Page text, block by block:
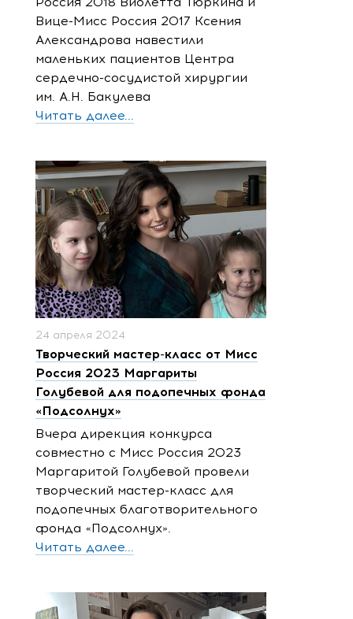
Вице-Мисс Россия 2017 Ксения
Александрова навестили
маленьких пациентов Центра
сердечно-сосудистой хирургии
им. А.Н. Бакулева
Читать далее...
24 апреля 2024
Творческий мастер-класс от Мисс
Россия 2023 Маргариты
Голубевой для подопечных фонда
«Подсолнух»
Вчера дирекция конкурса
совместно с Мисс Россия 2023
Маргаритой Голубевой провели
творческий мастер-класс для
подопечных благотворительного
фонда «Подсолнух».
Читать далее...